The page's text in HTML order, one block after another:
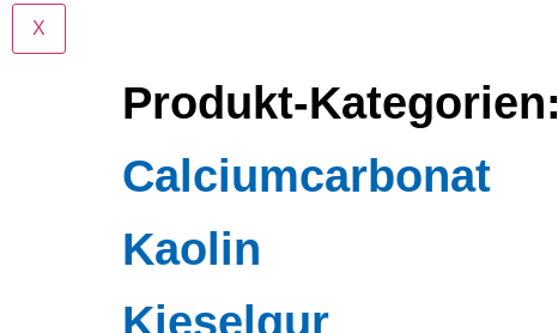
X
Produkt-Kategorien:
Calciumcarbonat
Kaolin
Kieselgur